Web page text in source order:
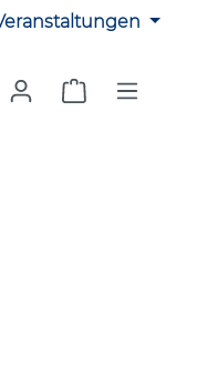
hast 0 Produkte auf
Warenkorb